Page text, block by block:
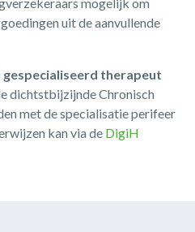
uit de aanvullende
gespecialiseerd therapeut
dichtstbijzijnde Chronisch
met de specialisatie perifeer
kan via de DigiH